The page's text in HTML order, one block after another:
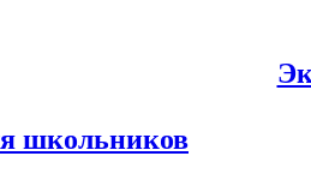
школьников